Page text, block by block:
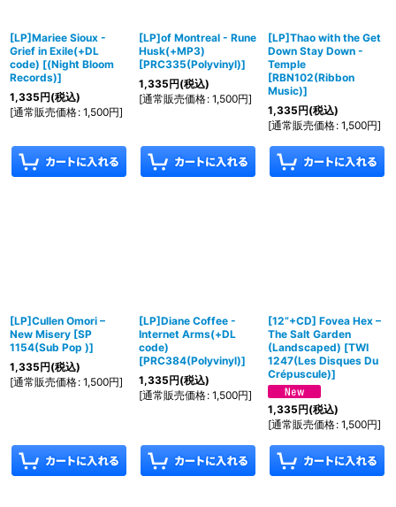
[LP]Mariee Sioux -
Grief in Exile(+DL
code) [(Night Bloom
Records)]
1,335円(税込)
[通常販売価格: 1,500円]
[LP]of Montreal - Rune
Husk(+MP3)
[PRC335(Polyvinyl)]
1,335円(税込)
[通常販売価格: 1,500円]
[LP]Thao with the Get
Down Stay Down -
Temple
[RBN102(Ribbon
Music)]
1,335円(税込)
[通常販売価格: 1,500円]
[LP]Cullen Omori ‎–
New Misery [SP
1154(Sub Pop )]
1,335円(税込)
[通常販売価格: 1,500円]
[LP]Diane Coffee -
Internet Arms(+DL
code)
[PRC384(Polyvinyl)]
1,335円(税込)
[通常販売価格: 1,500円]
[12”+CD] Fovea Hex –
The Salt Garden
(Landscaped) [TWI
1247(Les Disques Du
Crépuscule)]
1,335円(税込)
[通常販売価格: 1,500円]